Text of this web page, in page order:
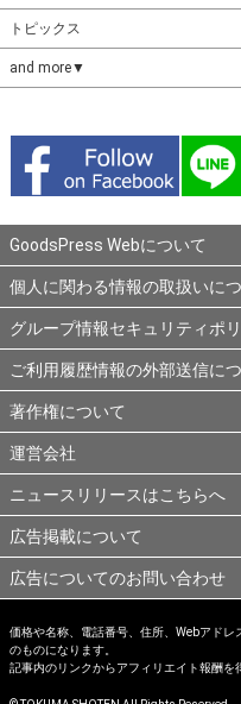
トピックス
and more▼
GoodsPress Webについて
個人に関わる情報の取扱いに
グループ情報セキュリティポ
ご利用履歴情報の外部送信に
著作権について
運営会社
ニュースリリースはこちらへ
広告掲載について
広告についてのお問い合わせ
価格や名称、電話番号、住所、Webアド
のものになります。
記事内のリンクからアフィリエイト報酬を